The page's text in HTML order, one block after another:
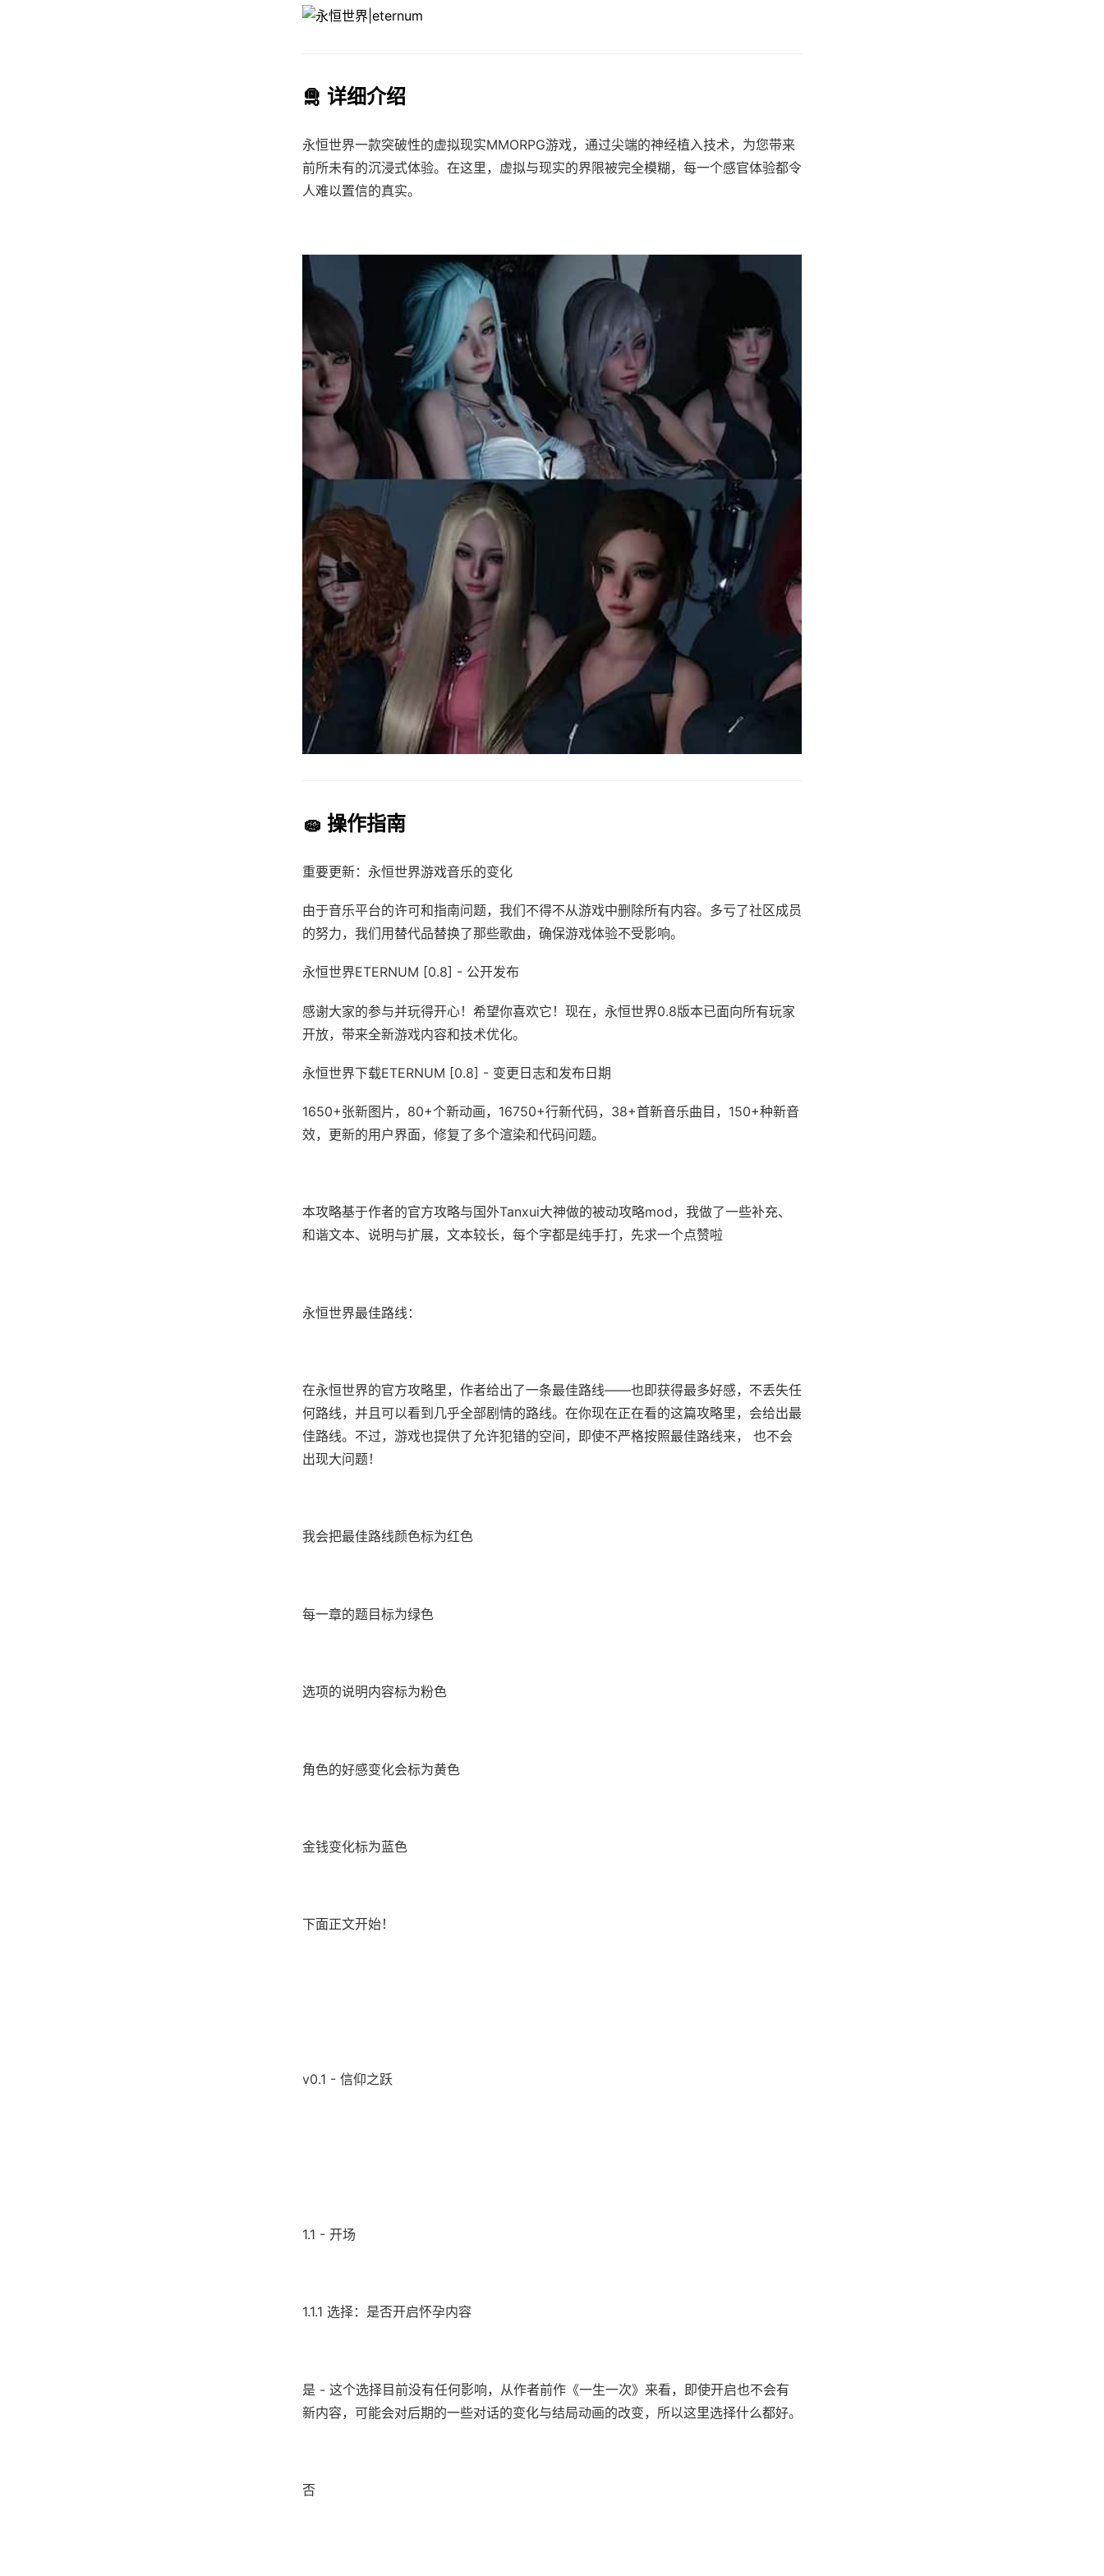
🛅 详细介绍
永恒世界一款突破性的虚拟现实MMORPG游戏，通过尖端的神经植入技术，为您带来
前所未有的沉浸式体验。在这里，虚拟与现实的界限被完全模糊，每一个感官体验都令
人难以置信的真实。
🧽 操作指南
重要更新：永恒世界游戏音乐的变化
由于音乐平台的许可和指南问题，我们不得不从游戏中删除所有内容。多亏了社区成员
的努力，我们用替代品替换了那些歌曲，确保游戏体验不受影响。
永恒世界ETERNUM [0.8] - 公开发布
感谢大家的参与并玩得开心！希望你喜欢它！现在，永恒世界0.8版本已面向所有玩家
开放，带来全新游戏内容和技术优化。
永恒世界下载ETERNUM [0.8] - 变更日志和发布日期
1650+张新图片，80+个新动画，16750+行新代码，38+首新音乐曲目，150+种新音
效，更新的用户界面，修复了多个渲染和代码问题。
本攻略基于作者的官方攻略与国外Tanxui大神做的被动攻略mod，我做了一些补充、
和谐文本、说明与扩展，文本较长，每个字都是纯手打，先求一个点赞啦
永恒世界最佳路线：
在永恒世界的官方攻略里，作者给出了一条最佳路线——也即获得最多好感，不丢失任
何路线，并且可以看到几乎全部剧情的路线。在你现在正在看的这篇攻略里，会给出最
佳路线。不过，游戏也提供了允许犯错的空间，即使不严格按照最佳路线来， 也不会
出现大问题！
我会把最佳路线颜色标为红色
每一章的题目标为绿色
选项的说明内容标为粉色
角色的好感变化会标为黄色
金钱变化标为蓝色
下面正文开始！
v0.1 - 信仰之跃
1.1 - 开场
1.1.1 选择：是否开启怀孕内容
是 - 这个选择目前没有任何影响，从作者前作《一生一次》来看，即使开启也不会有
新内容，可能会对后期的一些对话的变化与结局动画的改变，所以这里选择什么都好。
否